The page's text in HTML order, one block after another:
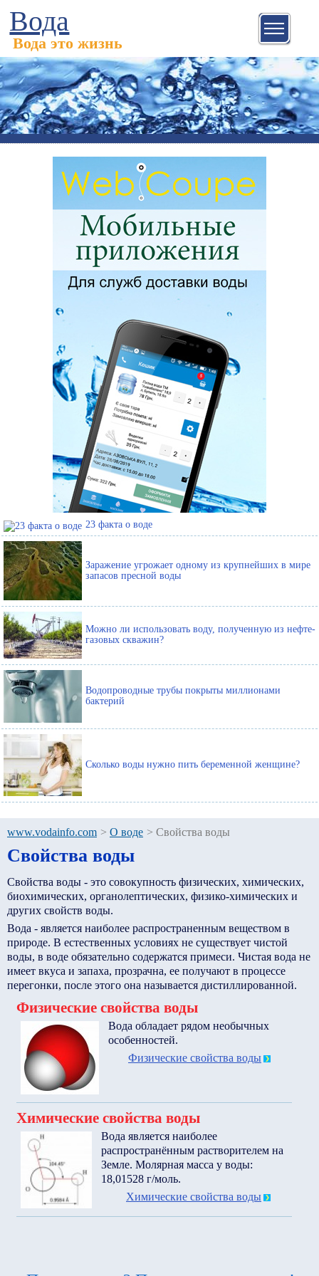
Вода
Вода это жизнь
23 факта о воде
Заражение угрожает одному из крупнейших в мире
запасов пресной воды
Можно ли использовать воду, полученную из нефте-
газовых скважин?
Водопроводные трубы покрыты миллионами
бактерий
Сколько воды нужно пить беременной женщине?
www.vodainfo.com > О воде > Свойства воды
Свойства воды
Свойства воды - это совокупность физических, химических,
биохимических, органолептических, физико-химических и
других свойств воды.
Вода - является наиболее распространенным веществом в
природе. В естественных условиях не существует чистой
воды, в воде обязательно содержатся примеси. Чистая вода не
имеет вкуса и запаха, прозрачна, ее получают в процессе
перегонки, после этого она называется дистиллированной.
Физические свойства воды
Вода обладает рядом необычных
особенностей.
Физические свойства воды
Химические свойства воды
Вода является наиболее
распространённым растворителем на
Земле. Молярная масса у воды:
18,01528 г/моль.
Химические свойства воды